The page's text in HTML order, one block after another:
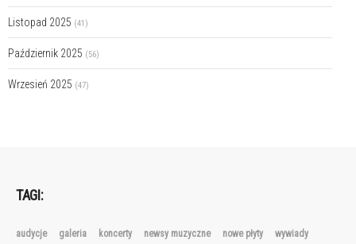
Listopad 2025 (41)
Październik 2025 (56)
Wrzesień 2025 (47)
TAGI:
audycje galeria koncerty newsy muzyczne nowe płyty wywiady